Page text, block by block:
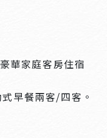
華家庭客房住宿
早餐兩客/四客。